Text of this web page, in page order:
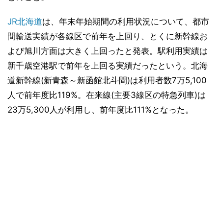
JR北海道は、年末年始期間の利用状況について、都市
間輸送実績が各線区で前年を上回り、とくに新幹線お
よび旭川方面は大きく上回ったと発表。駅利用実績は
新千歳空港駅で前年を上回る実績だったという。北海
道新幹線(新青森～新函館北斗間)は利用者数7万5,100
人で前年度比119%。在来線(主要3線区の特急列車)は
23万5,300人が利用し、前年度比111%となった。